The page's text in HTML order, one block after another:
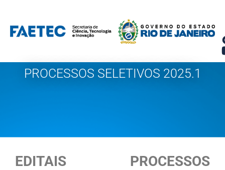
Pular
para
conteúdo
PROCESSOS SELETIVOS 2025.1
EDITAIS PROCESSOS